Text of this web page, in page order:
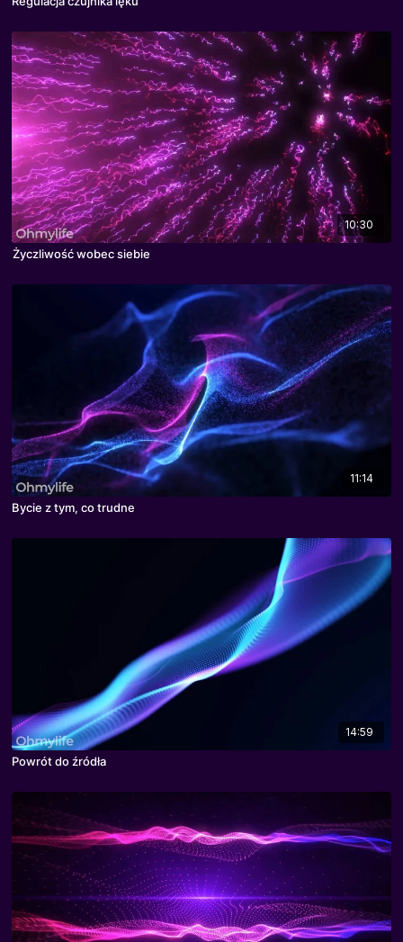
10:30
Życzliwość wobec siebie
11:14
Bycie z tym, co trudne
14:59
Powrót do źródła